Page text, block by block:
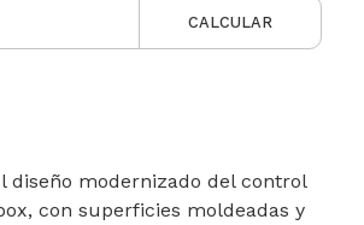
CALCULAR
diseño modernizado del control
con superficies moldeadas y